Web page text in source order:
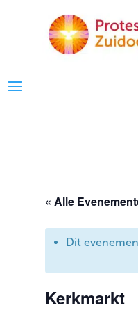
« Alle
Dit
Kerkmarkt